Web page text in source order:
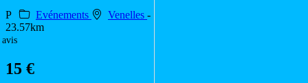
P Evénements Venelles -
23.57km
avis
15 €